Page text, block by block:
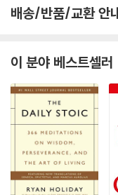
배송/반품/교환 안
이 분야 베스트셀러